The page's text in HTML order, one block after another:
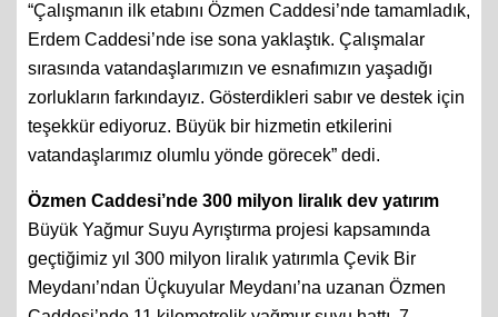
“Çalışmanın ilk etabını Özmen Caddesi’nde tamamladık,
Erdem Caddesi’nde ise sona yaklaştık. Çalışmalar
sırasında vatandaşlarımızın ve esnafımızın yaşadığı
zorlukların farkındayız. Gösterdikleri sabır ve destek için
teşekkür ediyoruz. Büyük bir hizmetin etkilerini
vatandaşlarımız olumlu yönde görecek” dedi.
Özmen Caddesi’nde 300 milyon liralık dev yatırım
Büyük Yağmur Suyu Ayrıştırma projesi kapsamında
geçtiğimiz yıl 300 milyon liralık yatırımla Çevik Bir
Meydanı’ndan Üçkuyular Meydanı’na uzanan Özmen